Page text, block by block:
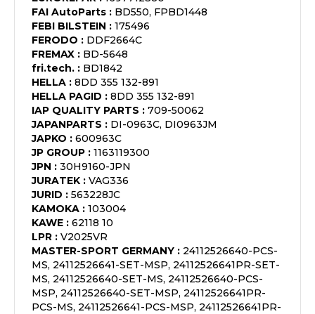
FAI AutoParts : BD550, FPBD1448
FEBI BILSTEIN : 175496
FERODO : DDF2664C
FREMAX : BD-5648
fri.tech. : BD1842
HELLA : 8DD 355 132-891
HELLA PAGID : 8DD 355 132-891
IAP QUALITY PARTS : 709-50062
JAPANPARTS : DI-0963C, DI0963JM
JAPKO : 600963C
JP GROUP : 1163119300
JPN : 30H9160-JPN
JURATEK : VAG336
JURID : 563228JC
KAMOKA : 103004
KAWE : 62118 10
LPR : V2025VR
MASTER-SPORT GERMANY : 24112526640-PCS-
MS, 24112526641-SET-MSP, 24112526641PR-SET-
MS, 24112526640-SET-MS, 24112526640-PCS-
MSP, 24112526640-SET-MSP, 24112526641PR-
PCS-MS, 24112526641-PCS-MSP, 24112526641PR-